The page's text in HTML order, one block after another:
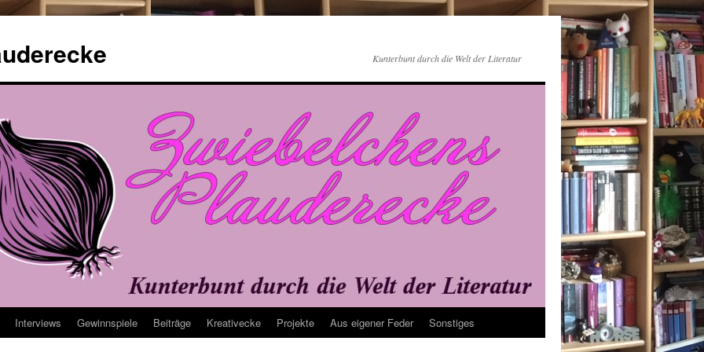
Kunterbunt durch die Welt der Literatur
Interviews Gewinnspiele Beiträge Kreativecke Projekte Aus eigener Feder Sonstiges